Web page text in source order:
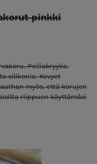
pinkki
Peiliakryylia.
silikonia. Kevyet
myös, että korujen
riippuen käyttämäsi